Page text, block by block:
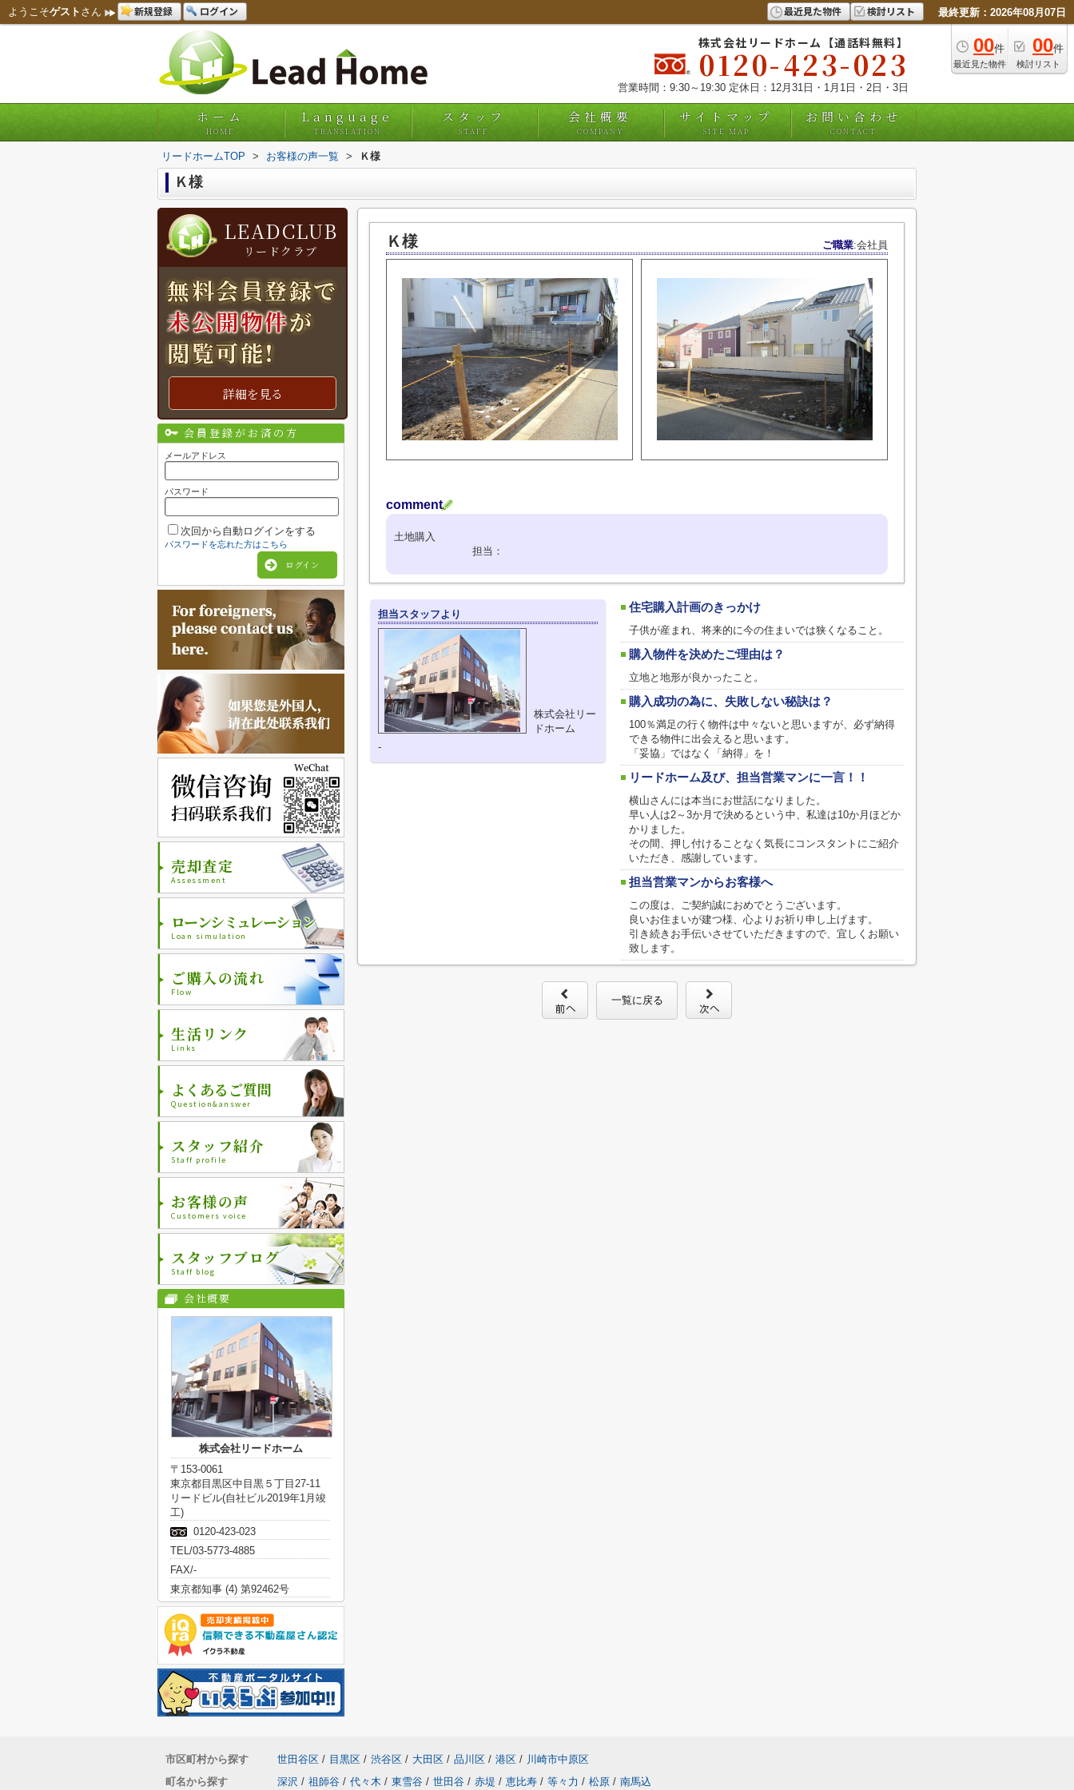
ようこそゲスト さん 新規登録 ログイン 最近見た物件 検討リスト 最終更新：2026年08月07日
00件
最近見た物件
00件
検討リスト
株式会社リードホーム【通話料無料】
0120-423-023
営業時間：9:30～19:30 定休日：12月31日・1月1日・2日・3日
ホーム
HOME
Language
TRANSLATION
スタッフ
STAFF
会社概要
COMPANY
サイトマップ
SITE MAP
お問い合わせ
CONTACT
リードホームTOP > お客様の声一覧 > Ｋ様
Ｋ様
Ｋ様 ご職業:会社員
comment
土地購入
担当：
担当スタッフより
株式会社リー
ドホーム
-
住宅購入計画のきっかけ
子供が産まれ、将来的に今の住まいでは狭くなること。
購入物件を決めたご理由は？
立地と地形が良かったこと。
購入成功の為に、失敗しない秘訣は？
100％満足の行く物件は中々ないと思いますが、必ず納得
できる物件に出会えると思います。
「妥協」ではなく「納得」を！
リードホーム及び、担当営業マンに一言！！
横山さんには本当にお世話になりました。
早い人は2～3か月で決めるという中、私達は10か月ほどか
かりました。
その間、押し付けることなく気長にコンスタントにご紹介
いただき、感謝しています。
担当営業マンからお客様へ
この度は、ご契約誠におめでとうございます。
良いお住まいが建つ様、心よりお祈り申し上げます。
引き続きお手伝いさせていただきますので、宜しくお願い
致します。
一覧に戻る
LEADCLUB
リードクラブ
無料会員登録で
未公開物件が
閲覧可能!
詳細を見る
会員登録がお済の方
メールアドレス
パスワード
次回から自動ログインをする
パスワードを忘れた方はこちら
ログイン
売却査定
Assessment
ローンシミュレーション
Loan simulation
ご購入の流れ
Flow
生活リンク
Links
よくあるご質問
Question&answer
スタッフ紹介
Staff profile
お客様の声
Customers voice
スタッフブログ
Staff blog
会社概要
株式会社リードホーム
〒153-0061
東京都目黒区中目黒５丁目27-11
リードビル(自社ビル2019年1月竣
工)
0120-423-023
TEL/03-5773-4885
FAX/-
東京都知事 (4) 第92462号
市区町村から探す 世田谷区 / 目黒区 / 渋谷区 / 大田区 / 品川区 / 港区 / 川崎市中原区
町名から探す
深沢 / 祖師谷 / 代々木 / 東雪谷 / 世田谷 / 赤堤 / 恵比寿 / 等々力 / 松原 / 南馬込